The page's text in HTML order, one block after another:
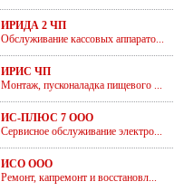
ИРИДА 2 ЧП
Обслуживание кассовых аппарато...
ИРИС ЧП
Монтаж, пусконаладка пищевого ...
ИС-ПЛЮС 7 ООО
Сервисное обслуживание электро...
ИСО ООО
Ремонт, капремонт и восстановл...